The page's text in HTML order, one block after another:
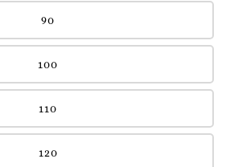
90
100
110
120